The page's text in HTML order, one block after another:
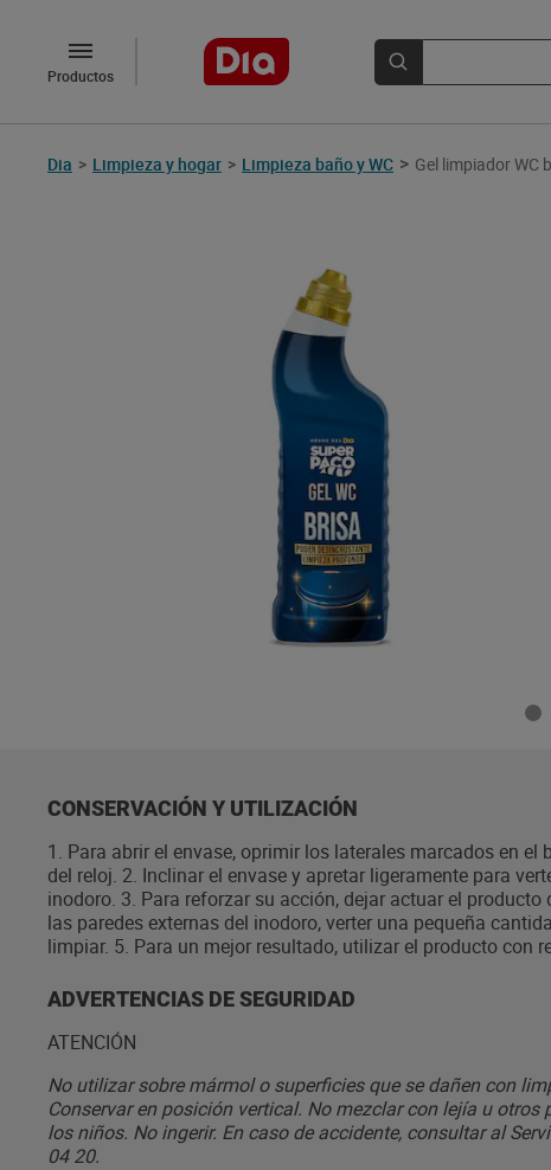
Productos
Dia > Limpieza y hogar > Limpieza baño y WC > Gel limpiador WC
CONSERVACIÓN Y UTILIZACIÓN
1. Para abrir el envase, oprimir los laterales marcados en
del reloj. 2. Inclinar el envase y apretar ligeramente para
inodoro. 3. Para reforzar su acción, dejar actuar el
las paredes externas del inodoro, verter una pequeña
limpiar. 5. Para un mejor resultado, utilizar el producto con
ADVERTENCIAS DE SEGURIDAD
ATENCIÓN
No utilizar sobre mármol o superficies que se dañen con
Conservar en posición vertical. No mezclar con lejía u
los niños. No ingerir. En caso de accidente, consultar al
04 20.